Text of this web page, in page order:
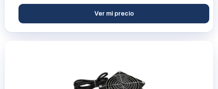
Ver mi precio